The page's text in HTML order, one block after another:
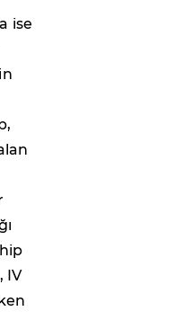
ise
IV